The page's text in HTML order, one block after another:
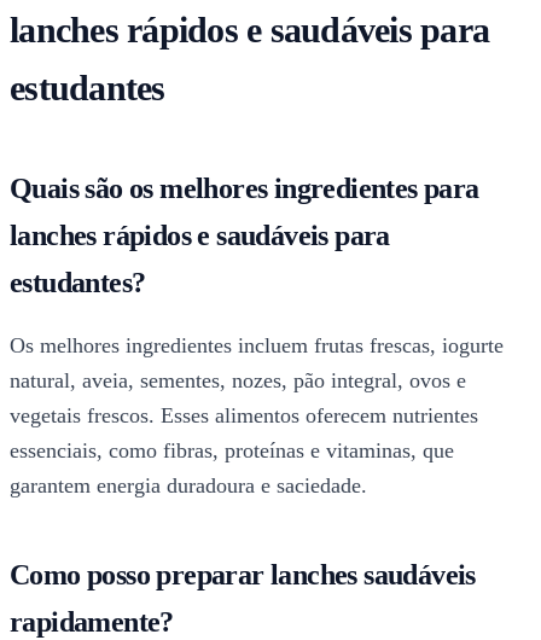
lanches rápidos e saudáveis para
estudantes
Quais são os melhores ingredientes para
lanches rápidos e saudáveis para
estudantes?
Os melhores ingredientes incluem frutas frescas, iogurte
natural, aveia, sementes, nozes, pão integral, ovos e
vegetais frescos. Esses alimentos oferecem nutrientes
essenciais, como fibras, proteínas e vitaminas, que
garantem energia duradoura e saciedade.
Como posso preparar lanches saudáveis
rapidamente?